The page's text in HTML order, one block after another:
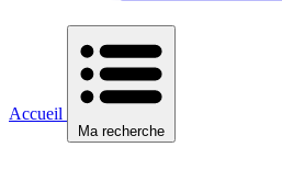
Accueil
Ma recherche